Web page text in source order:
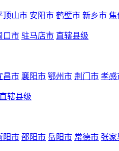
顶山市 安阳市 鹤壁市 新乡市 焦
口市 驻马店市 直辖县级
昌市 襄阳市 鄂州市 荆门市 孝感
直辖县级
阳市 邵阳市 岳阳市 常德市 张家